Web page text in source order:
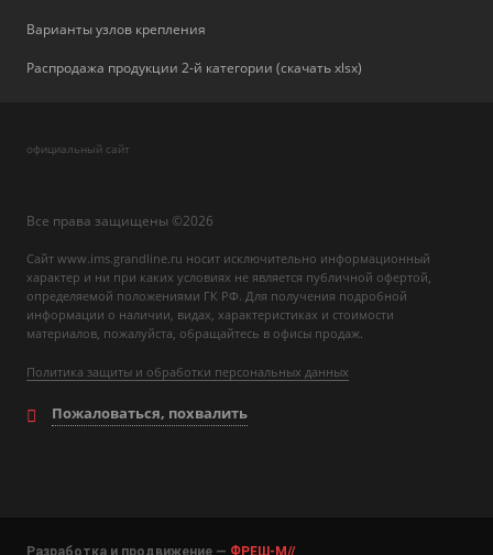
Варианты узлов крепления
Распродажа продукции 2-й категории (скачать xlsx)
официальный сайт
Все права защищены ©2026
Сайт www.ims.grandline.ru носит исключительно информационный
характер и ни при каких условиях не является публичной офертой,
определяемой положениями ГК РФ. Для получения подробной
информации о наличии, видах, характеристиках и стоимости
материалов, пожалуйста, обращайтесь в офисы продаж.
Политика защиты и обработки персональных данных
Пожаловаться, похвалить